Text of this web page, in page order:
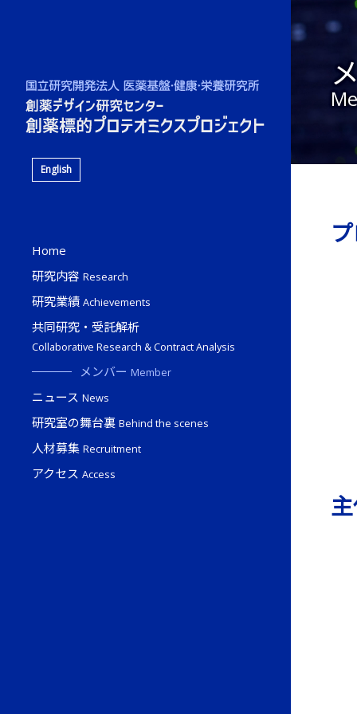
English
Home
研究内容 Research
研究業績 Achievements
共同研究・受託解析
Collaborative Research & Contract Analysis
メンバー Member
ニュース News
研究室の舞台裏 Behind the scenes
人材募集 Recruitment
アクセス Access